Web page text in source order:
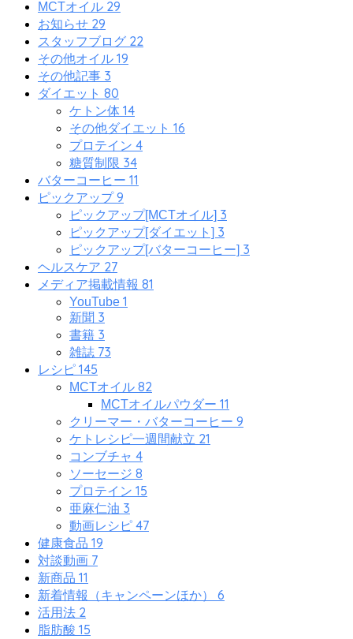
MCTオイル 29
お知らせ 29
スタッフブログ 22
その他オイル 19
その他記事 3
ダイエット 80
ケトン体 14
その他ダイエット 16
プロテイン 4
糖質制限 34
バターコーヒー 11
ピックアップ9
ピックアップ[MCTオイル] 3
ピックアップ[ダイエット] 3
ピックアップ[バターコーヒー] 3
ヘルスケア 27
メディア掲載情報 81
YouTube 1
新聞 3
書籍 3
雑誌 73
レシピ 145
MCTオイル 82
MCTオイルパウダー 11
クリーマー・バターコーヒー 9
ケトレシピ一週間献立 21
コンブチャ 4
ソーセージ 8
プロテイン 15
亜麻仁油 3
動画レシピ 47
健康食品 19
対談動画 7
新商品 11
新着情報（キャンペーンほか） 6
活用法 2
脂肪酸 15